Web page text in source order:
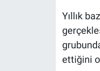
Yıllık
ettiğini